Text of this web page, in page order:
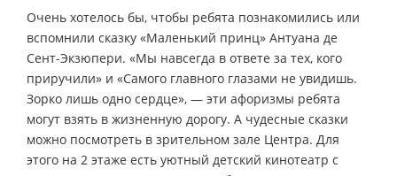
Очень хотелось бы, чтобы ребята познакомились или
вспомнили сказку «Маленький принц» Антуана де
Сент-Экзюпери. «Мы навсегда в ответе за тех, кого
приручили» и «Самого главного глазами не увидишь.
Зорко лишь одно сердце», — эти афоризмы ребята
могут взять в жизненную дорогу. А чудесные сказки
можно посмотреть в зрительном зале Центра. Для
этого на 2 этаже есть уютный детский кинотеатр с